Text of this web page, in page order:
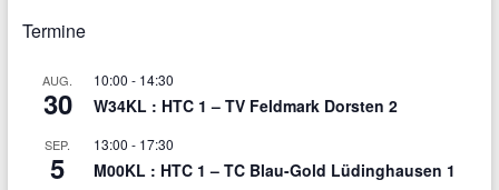
Termine
AUG.
30
10:00 - 14:30
W34KL : HTC 1 – TV Feldmark Dorsten 2
SEP.
5
13:00 - 17:30
M00KL : HTC 1 – TC Blau-Gold Lüdinghausen 1